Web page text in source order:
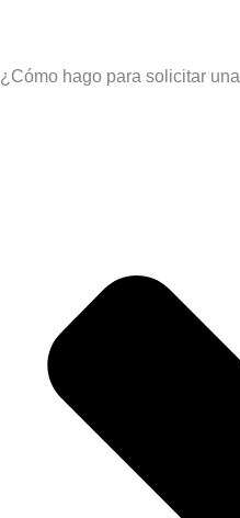
¿Cómo hago para solicitar